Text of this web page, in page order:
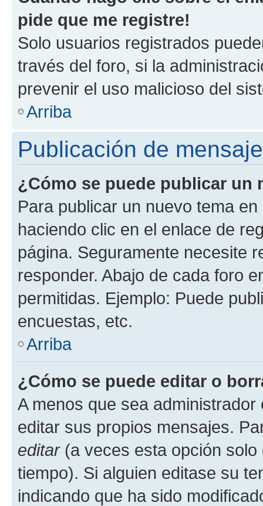
pide que me registre!
Solo usuarios registrados
través del foro, si la
prevenir el uso malicioso del
Arriba
Publicación de
¿Cómo se puede publicar un
Para publicar un nuevo tema
haciendo clic en el enlace de
página. Seguramente necesite
responder. Abajo de cada foro
permitidas. Ejemplo: Puede
encuestas, etc.
Arriba
¿Cómo se puede editar o
A menos que sea
editar sus propios mensajes.
editar(a veces esta opción solo
tiempo). Si alguien editase su
indicando que ha sido